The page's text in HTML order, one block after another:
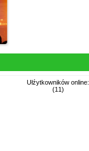
Ułźytkowników online:
(11)